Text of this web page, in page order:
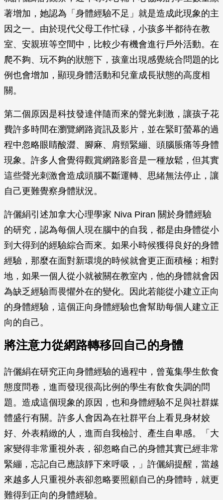
著增加，她認為「身體經驗不足」就是造成此現象的主
因之一。由於現代父母工作忙碌，小孩多半都待在教
室、安親班等空間中，比較少有機會進行戶外活動。在
爬不夠、玩不夠的狀態下，孩童出現感覺統合問題的比
例也會增加，顯現身體活動和兒童成長狀態的高度相
關。
第二個原因是科技發達伴隨而來的聲光刺激，讓孩子花
費許多時間在瀏覽網路資訊及影片，並在緊盯螢幕的過
程中忽略眼睛酸澀、腳麻、肩頸緊繃、頭腦脹痛等身體
現象。許多人會覺得觀賞網路影音是一種放鬆，但其實
這些聲光刺激會造成頭腦不斷運轉、思緒無法停止，讓
自己更難覺察身體狀況。
許儷絹引述加拿大心理學家 Niva Piran 關於身體經驗
的研究，認為每個人現在腦中的自我，都是由身體從小
到大得到的經驗綜合而來。如果小時候獲得良好的身體
經驗，那麼在面對新環境的時候就會更正面積極；相對
地，如果一個人從小就被關在教室內，他的身體就會因
為缺乏經驗而畏懼外在的變化。因此若能從小建立正向
的身體經驗，這個正向身體經驗也會幫助每個人建立正
向的自己。
將注意力從網路轉移回自己的身體
許儷絹在研究正向身體經驗的過程中，曾蒐集學生飲食
態度問卷，進而發現很高比例的學生有飲食失調的問
題。造成這個現象的原因，也和身體經驗不足與社群媒
體盛行有關。許多人會因為在社群平台上看見身材姣
好、外表精緻的人，進而自我檢討、產生自卑感。「大
家變得非常重視外表，卻忽略自己的身體其實已經非常
緊繃，忘記自己應該靜下來呼吸，」許儷絹提醒，當越
來越多人只重視外表卻忽略要照顧自己的身體時，就更
難得到正向的身體經驗。